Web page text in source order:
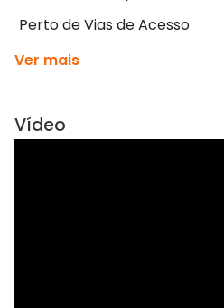
Perto de Vias de Acesso
Ver mais
Vídeo